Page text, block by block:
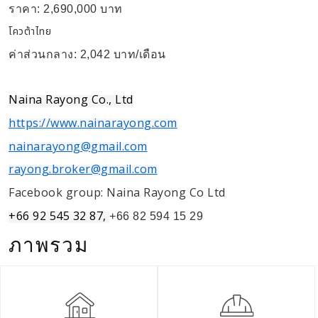
ราคา: 2,690,000 บาท
โควต้าไทย
ค่าส่วนกลาง: 2,042 บาท/เดือน
Naina Rayong Co., Ltd
https://www.nainarayong.com
nainarayong@gmail.com
rayong.broker@gmail.com
Facebook group: Naina Rayong Co Ltd
+66 92 545 32 87, +66 82 594 15 29
ภาพรวม